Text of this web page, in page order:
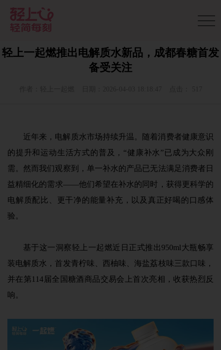
轻上一起燃推出电解质水新品，成都春糖首发
备受关注
近年来，电解质水市场持续升温。随着消费者健康意识
的提升和运动生活方式的普及，“健康补水”已成为大众刚
需。然而我们观察到，单一补水的产品已无法满足消费者日
益精细化的需求——他们希望在补水的同时，获得更科学的
电解质配比、更干净的能量补充，以及真正好喝的口感体
验。
基于这一洞察轻上一起燃近日正式推出950ml大瓶畅享
装电解质水，首发青柠味、西柚味、海盐荔枝味三款口味，
并在第114届全国糖酒商品交易会上首次亮相，收获热烈反
响。